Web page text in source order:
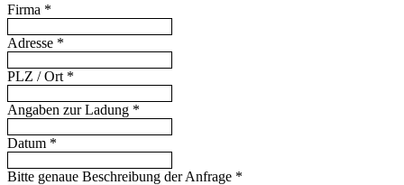
Firma *
Adresse *
PLZ / Ort *
Angaben zur Ladung *
Datum *
Bitte genaue Beschreibung der Anfrage *